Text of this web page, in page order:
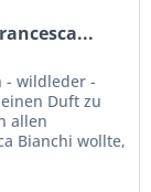
- wildleder -
Duft zu
allen
Bianchi wollte,